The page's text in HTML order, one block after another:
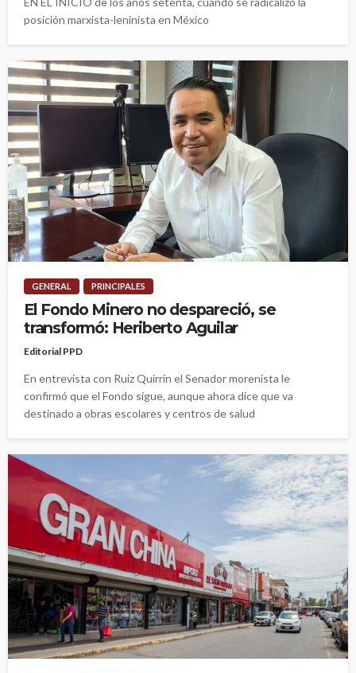
posición marxista-leninista en México
GENERAL PRINCIPALES
El Fondo Minero no despareció, se
transformó: Heriberto Aguilar
Editorial PPD
En entrevista con Ruiz Quirrín el Senador morenista le
confirmó que el Fondo sigue, aunque ahora dice que va
destinado a obras escolares y centros de salud